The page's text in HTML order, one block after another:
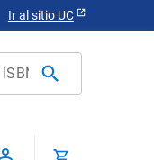
Ir al sitio UC